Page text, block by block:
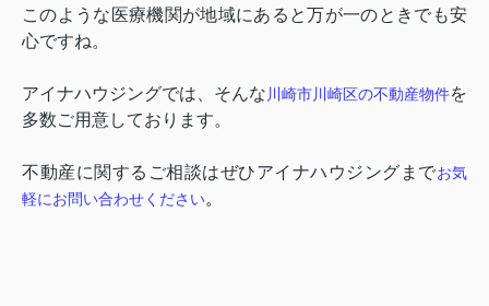
このような医療機関が地域にあると万が一のときでも安
心ですね。
アイナハウジングでは、そんな 川崎市川崎区の不動産物件を
多数ご用意しております。
不動産に関するご相談はぜひアイナハウジングまでお気
軽にお問い合わせください。